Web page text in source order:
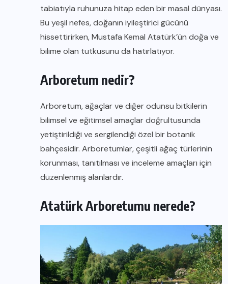
tabiatıyla ruhunuza hitap eden bir masal dünyası.
Bu yeşil nefes, doğanın iyileştirici gücünü
hissettirirken, Mustafa Kemal Atatürk’ün doğa ve
bilime olan tutkusunu da hatırlatıyor.
Arboretum nedir?
Arboretum, ağaçlar ve diğer odunsu bitkilerin
bilimsel ve eğitimsel amaçlar doğrultusunda
yetiştirildiği ve sergilendiği özel bir botanik
bahçesidir. Arboretumlar, çeşitli ağaç türlerinin
korunması, tanıtılması ve inceleme amaçları için
düzenlenmiş alanlardır.
Atatürk Arboretumu nerede?